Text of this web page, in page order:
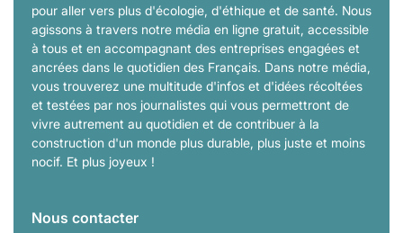
pour aller vers plus d'écologie, d'éthique et de santé. Nous
agissons à travers notre média en ligne gratuit, accessible
à tous et en accompagnant des entreprises engagées et
ancrées dans le quotidien des Français. Dans notre média,
vous trouverez une multitude d'infos et d'idées récoltées
et testées par nos journalistes qui vous permettront de
vivre autrement au quotidien et de contribuer à la
construction d'un monde plus durable, plus juste et moins
nocif. Et plus joyeux !
Nous contacter